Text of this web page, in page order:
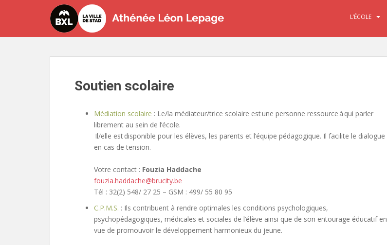
p
L’ÉCOLE
Soutien scolaire
Médiation scolaire : Le/la médiateur/trice scolaire est une personne ressource à qui parler
librement au sein de l’école.
Il/elle est disponible pour les élèves, les parents et l’équipe pédagogique. Il facilite le dialogue
en cas de tension.
Votre contact : Fouzia Haddache
fouzia.haddache@brucity.be
Tél : 32(2) 548/ 27 25 – GSM : 499/ 55 80 95
C.P.M.S. : Ils contribuent à rendre optimales les conditions psychologiques,
psychopédagogiques, médicales et sociales de l’élève ainsi que de son entourage éducatif en
vue de promouvoir le développement harmonieux du jeune.